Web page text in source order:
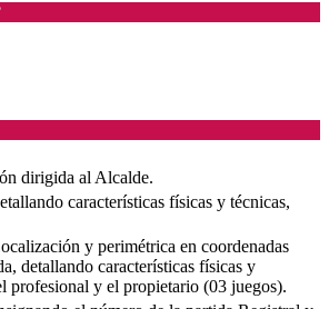
dirigida al Alcalde.
características físicas y técnicas,
y perimétrica en coordenadas
detallando características físicas y
profesional y el propietario (03 juegos).